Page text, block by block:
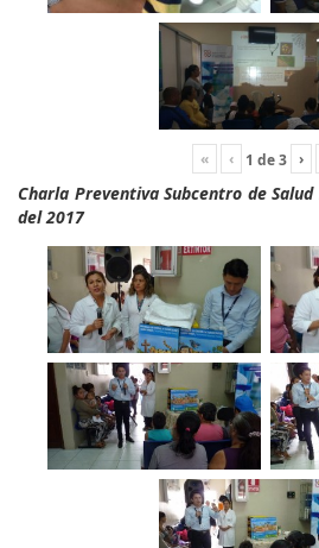
« ‹ 1 de3 ›
Charla Preventiva Subcentro de
del 2017